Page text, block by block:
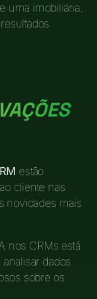
uma imobiliária.
estão
cliente nas
novidades mais
nos CRMs está
dados
sobre os